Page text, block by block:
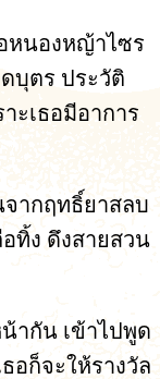
หนองหญ้าไซร
บุตร ประวัติ
ะเธอมีอาการ
ากฤทธิ์ยาสลบ
อทิ้ง ดึงสายสวน
ากัน เข้าไปพูด
อก็จะให้รางวัล